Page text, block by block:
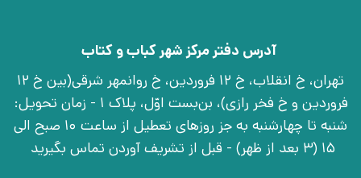
آدرس دفتر مرکز شهر کباب و کتاب
تهران، خ انقلاب، خ 12 فروردین، خ روانمهر شرقی(بین خ 12
فروردین و خ فخر رازی)، بن‌بست اوّل، پلاک 1 - زمان تحویل:
شنبه تا چهارشنبه به جز روزهای تعطیل از ساعت 10 صبح الی
15 (3 بعد از ظهر) - قبل از تشریف آوردن تماس بگیرید